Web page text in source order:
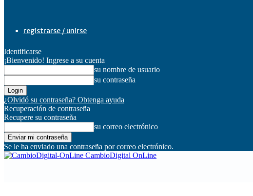
registrarse / unirse
Identificarse
¡Bienvenido! Ingrese a su cuenta
su nombre de usuario
su contraseña
¿Olvidó su contraseña? Obtenga ayuda
Recuperación de contraseña
Recupere su contraseña
su correo electrónico
Se le ha enviado una contraseña por correo electrónico.
CambioDigital OnLine